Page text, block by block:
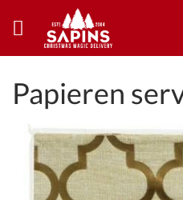
Papieren